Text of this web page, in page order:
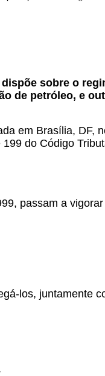
dispõe sobre o
de petróleo, e
em Brasília, DF,
do Código
passam a
los, juntamente